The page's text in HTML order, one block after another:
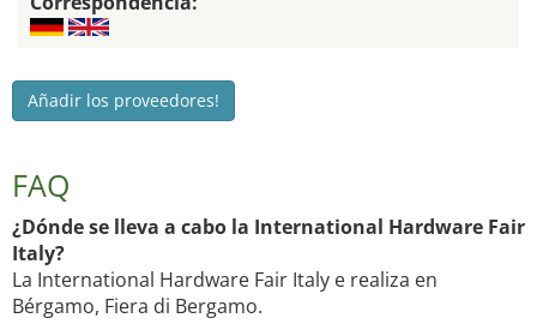
Añadir los proveedores!
FAQ
¿Dónde se lleva a cabo la International Hardware Fair
Italy?
La International Hardware Fair Italy e realiza en
Bérgamo, Fiera di Bergamo.